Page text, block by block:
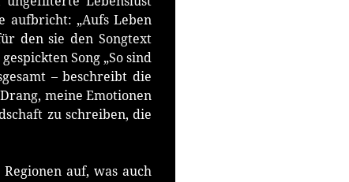
aufbricht: „Aufs Leben
den sie den Songtext
Song „So sind
– beschreibt die
meine Emotionen
zu schreiben, die
auf, was auch